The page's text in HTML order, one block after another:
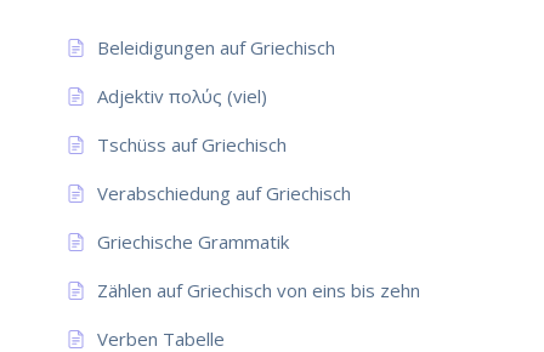
Beleidigungen auf Griechisch
Adjektiv πολύς (viel)
Tschüss auf Griechisch
Verabschiedung auf Griechisch
Griechische Grammatik
Zählen auf Griechisch von eins bis zehn
Verben Tabelle